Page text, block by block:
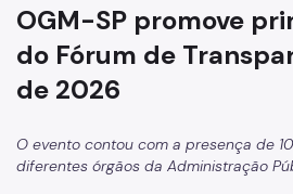
Ações Transparência Passiva
Orientações Técnicas
Programa de Acreditação,
Marco Legal, Contexto de
Estruturantes
OGM-SP promove
do Fórum de
de 2026
O evento contou com a presença de
diferentes órgãos da Administração